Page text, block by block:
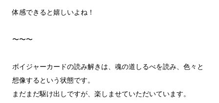
体感できると嬉しいよね！
〜〜〜
ボイジャーカードの読み解きは、魂の道しるべを読み、色々と
想像するという状態です。
まだまだ駆け出しですが、楽しませていただいています。